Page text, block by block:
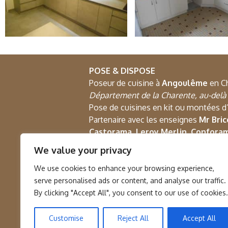
We value your privacy
We use cookies to enhance your browsing experience,
serve personalised ads or content, and analyse our traffic.
By clicking "Accept All", you consent to our use of cookies.
Customise Reject All Accept All
POSE & DISPOSE
Poseur de cuisine à Angoulême en
Département de la Charente, au-delà
Pose de cuisines en kit ou montées
Partenaire avec les enseignes Mr
Castorama, Leroy Merlin,
7 Impasse des Soleils Lieu-Dit
16290 Moulidars
06 858 858 25
poseetdispose@orange.fr